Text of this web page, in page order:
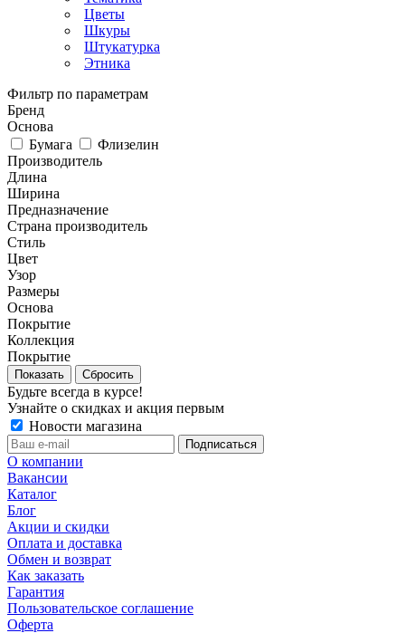
Цветы
Шкуры
Штукатурка
Этника
Фильтр по параметрам
Бренд
Основа
Бумага
Флизелин
Производитель
Длина
Ширина
Предназначение
Страна производитель
Стиль
Цвет
Узор
Размеры
Основа
Покрытие
Коллекция
Покрытие
Сбросить
Будьте всегда в курсе!
Узнайте о скидках и акция первым
Новости магазина
О компании
Вакансии
Каталог
Блог
Акции и скидки
Оплата и доставка
Обмен и возврат
Как заказать
Гарантия
Пользовательское соглашение
Оферта